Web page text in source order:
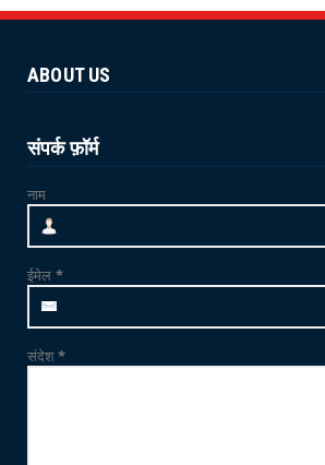
जाम्भा की ढाणी में उत्साहपूर्वक
ट्यूबवेल ...
ABOUT US
संपर्क फ़ॉर्म
नाम
ईमेल *
संदेश*